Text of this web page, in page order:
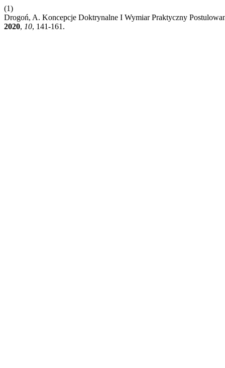
(1)
Drogoń, A. Koncepcje Doktrynalne I Wymiar Praktyczny
2020, 10, 141-161.